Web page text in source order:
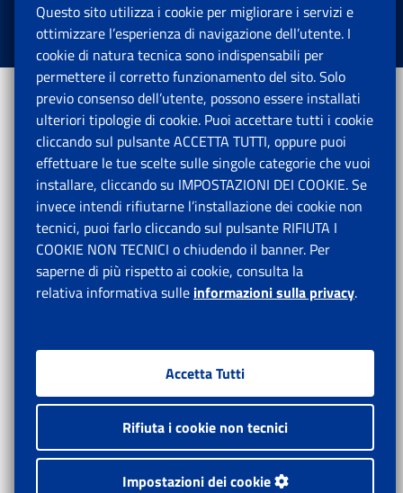
Istituto Nazionale Previdenza Sociale.
Tutti i diritti riservati.
Questo sito utilizza i cookie per migliorare i servizi e
ottimizzare l’esperienza di navigazione dell’utente. I
cookie di natura tecnica sono indispensabili per
permettere il corretto funzionamento del sito. Solo
previo consenso dell’utente, possono essere installati
ulteriori tipologie di cookie. Puoi accettare tutti i cookie
cliccando sul pulsante ACCETTA TUTTI, oppure puoi
effettuare le tue scelte sulle singole categorie che vuoi
installare, cliccando su IMPOSTAZIONI DEI COOKIE. Se
invece intendi rifiutarne l’installazione dei cookie non
tecnici, puoi farlo cliccando sul pulsante RIFIUTA I
COOKIE NON TECNICI o chiudendo il banner. Per
saperne di più rispetto ai cookie, consulta la
relativa informativa sulle informazioni sulla privacy.
Accetta Tutti
Rifiuta i cookie non tecnici
Impostazioni dei cookie